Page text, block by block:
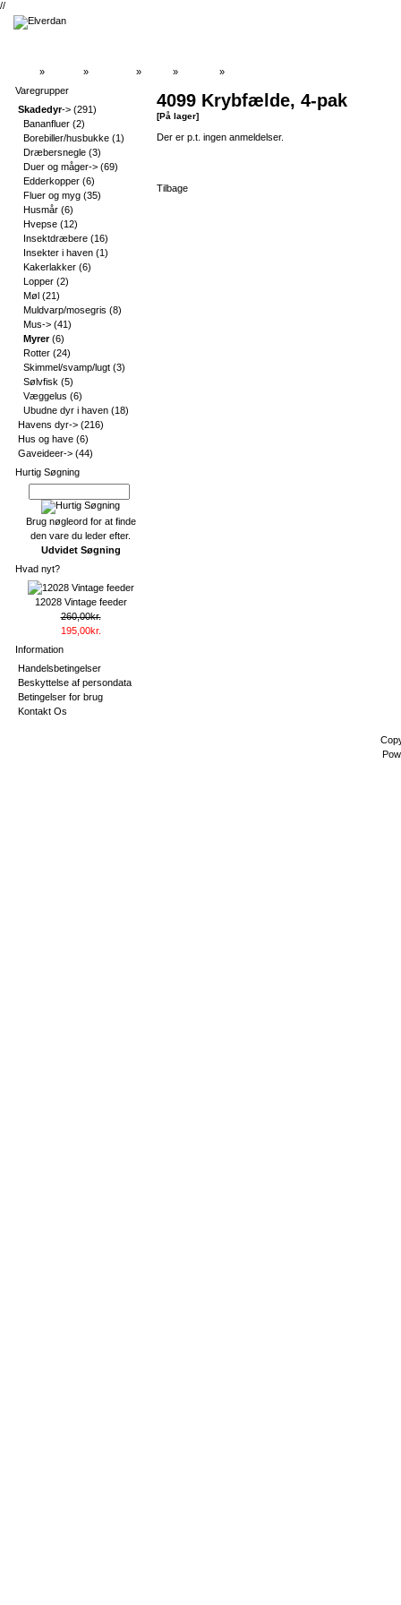
//
» » » » »
4099 Krybfælde, 4-pak
[På lager]
Der er p.t. ingen anmeldelser.
Tilbage
Varegrupper
Skadedyr-> (291)
Bananfluer (2)
Borebiller/husbukke (1)
Dræbersnegle (3)
Duer og måger-> (69)
Edderkopper (6)
Fluer og myg (35)
Husmår (6)
Hvepse (12)
Insektdræbere (16)
Insekter i haven (1)
Kakerlakker (6)
Lopper (2)
Møl (21)
Muldvarp/mosegris (8)
Mus-> (41)
Myrer(6)
Rotter (24)
Skimmel/svamp/lugt (3)
Sølvfisk (5)
Væggelus (6)
Ubudne dyr i haven (18)
Havens dyr-> (216)
Hus og have (6)
Gaveideer-> (44)
Hurtig Søgning
Brug nøgleord for at finde
den vare du leder efter.
Udvidet Søgning
Hvad nyt?
12028 Vintage feeder
260,00kr.
195,00kr.
Information
Handelsbetingelser
Beskyttelse af persondata
Betingelser for brug
Kontakt Os